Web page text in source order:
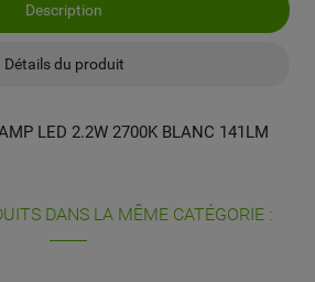
Description
Détails du produit
LED 2.2W 2700K BLANC 141LM
DANS LA MÊME CATÉGORIE :